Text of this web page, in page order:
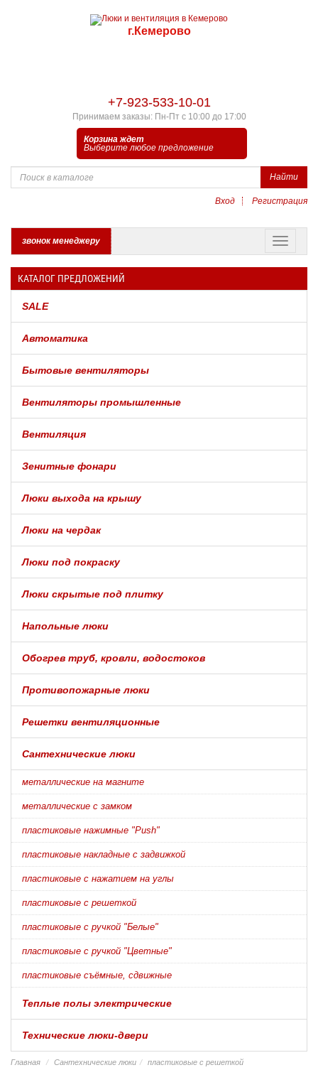
г.Кемерово
+7-923-533-10-01
Принимаем заказы: Пн-Пт с 10:00 до 17:00
Корзина ждет
Выберите любое предложение
Найти
Вход Регистрация
звонок менеджеру
КАТАЛОГ ПРЕДЛОЖЕНИЙ
SALE
Автоматика
Бытовые вентиляторы
Вентиляторы промышленные
Вентиляция
Зенитные фонари
Люки выхода на крышу
Люки на чердак
Люки под покраску
Люки скрытые под плитку
Напольные люки
Обогрев труб, кровли, водостоков
Противопожарные люки
Решетки вентиляционные
Сантехнические люки
металлические на магните
металлические с замком
пластиковые нажимные "Push"
пластиковые накладные с задвижкой
пластиковые с нажатием на углы
пластиковые с решеткой
пластиковые с ручкой "Белые"
пластиковые с ручкой "Цветные"
пластиковые съёмные, сдвижные
Теплые полы электрические
Технические люки-двери
Главная Сантехнические люки пластиковые с решеткой